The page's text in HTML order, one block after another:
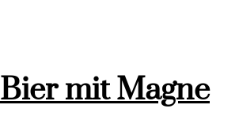
mit Magne